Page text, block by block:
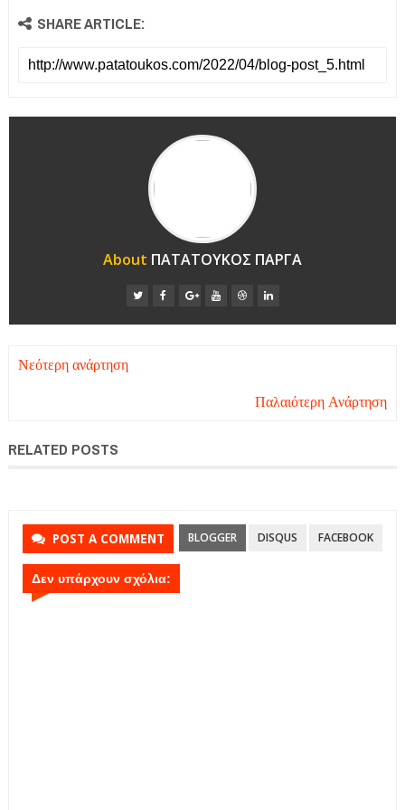
SHARE ARTICLE:
About ΠΑΤΑΤΟΥΚΟΣ ΠΑΡΓΑ
Νεότερη ανάρτηση
Παλαιότερη Ανάρτηση
RELATED POSTS
POST A COMMENT BLOGGER DISQUS FACEBOOK
Δεν υπάρχουν σχόλια: